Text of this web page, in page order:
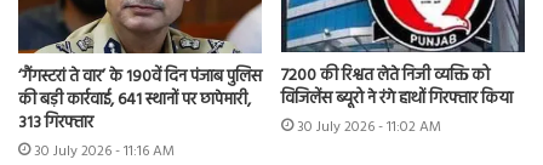
‘गैंगस्टरां ते वार’ के 190वें दिन पंजाब पुलिस
की बड़ी कार्रवाई, 641 स्थानों पर छापेमारी,
313 गिरफ्तार
30 July 2026 - 11:16 AM
7200 की रिश्वत लेते निजी व्यक्ति को
विजिलेंस ब्यूरो ने रंगे हाथों गिरफ्तार किया
30 July 2026 - 11:02 AM